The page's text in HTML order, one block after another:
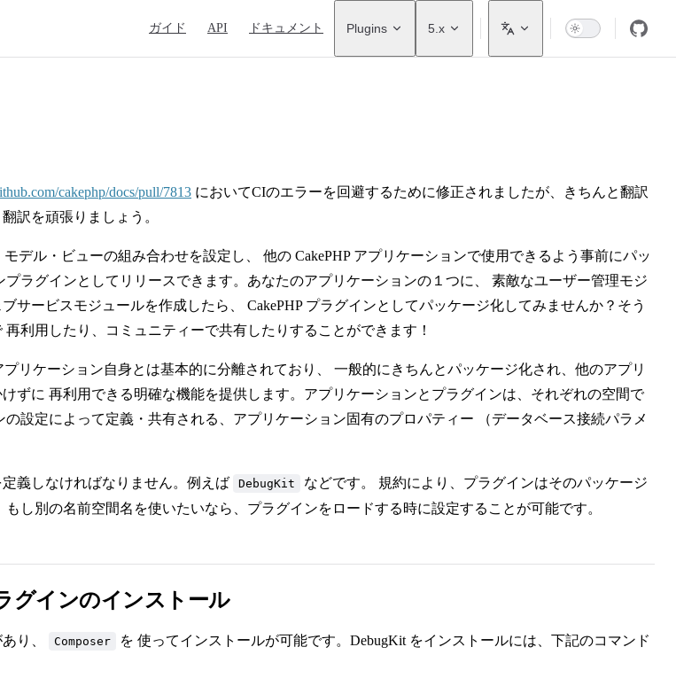
ガイド API ドキュメント Plugins 5.x
cakephp/docs/pull/7813 においてCIのエラーを回避するために修正されましたが、きちんと翻訳
訳を頑張りましょう。
モデル・ビューの組み合わせを設定し、 他の CakePHP アプリケーションで使用できるよう事前にパッ
ラグインとしてリリースできます。あなたのアプリケーションの１つに、 素敵なユーザー管理モジ
サービスモジュールを作成したら、 CakePHP プラグインとしてパッケージ化してみませんか？そう
利用したり、コミュニティーで共有したりすることができます！
プリケーション自身とは基本的に分離されており、 一般的にきちんとパッケージ化され、他のアプリ
ずに 再利用できる明確な機能を提供します。アプリケーションとプラグインは、それぞれの空間で
設定によって定義・共有される、アプリケーション固有のプロパティー （データベース接続パラメ
義しなければなりません。例えば DebugKit
などです。 規約により、プラグインはそのパッケージ
し別の名前空間名を使いたいなら、プラグインをロードする時に設定することが可能です。
グインのインストール
り、 Composer
を 使ってインストールが可能です。DebugKit をインストールには、下記のコマンド